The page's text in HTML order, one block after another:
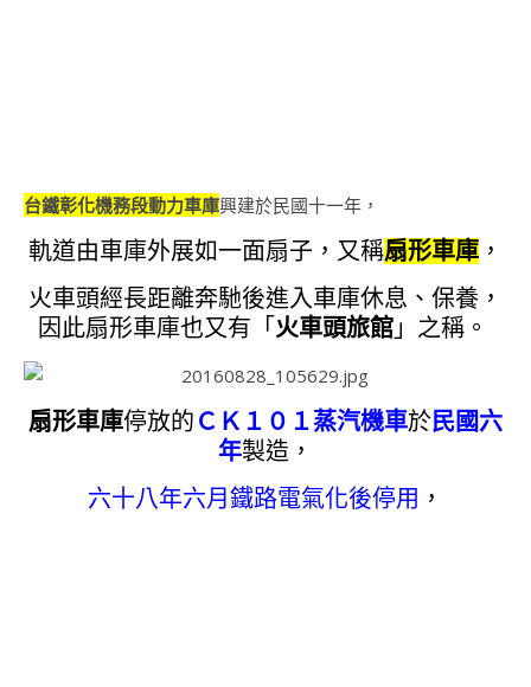
台鐵彰化機務段動力車庫興建於民國十一年，
軌道由車庫外展如一面扇子，又稱扇形車庫 ，
火車頭經長距離奔馳後進入車庫休息、保養，
因此扇形車庫也又有「 火車頭旅館」之稱。
扇形車庫停放的 ＣＫ１０１蒸汽機車於民國六
年製造，
六十八年六月鐵路電氣化後停用 ，